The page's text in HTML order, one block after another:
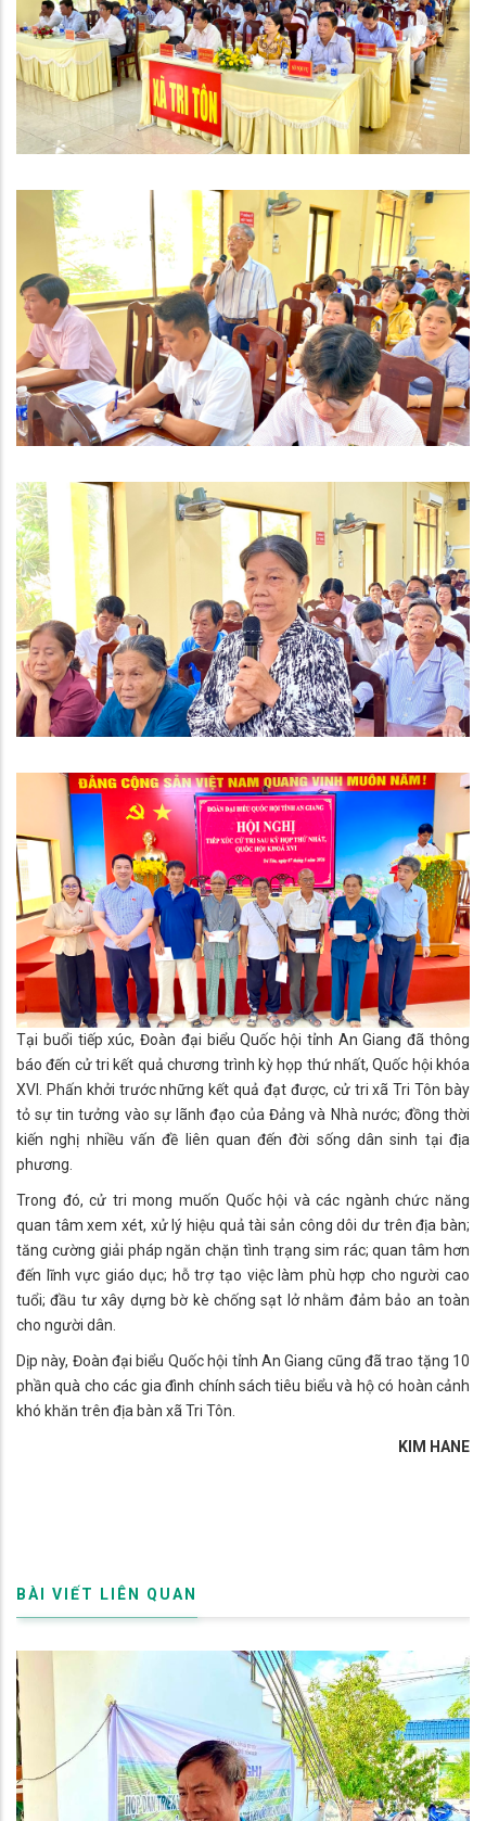
Tại buổi tiếp xúc, Đoàn đại biểu Quốc hội tỉnh An Giang đã thông
báo đến cử tri kết quả chương trình kỳ họp thứ nhất, Quốc hội khóa
XVI. Phấn khởi trước những kết quả đạt được, cử tri xã Tri Tôn bày
tỏ sự tin tưởng vào sự lãnh đạo của Đảng và Nhà nước; đồng thời
kiến nghị nhiều vấn đề liên quan đến đời sống dân sinh tại địa
phương.
Trong đó, cử tri mong muốn Quốc hội và các ngành chức năng
quan tâm xem xét, xử lý hiệu quả tài sản công dôi dư trên địa bàn;
tăng cường giải pháp ngăn chặn tình trạng sim rác; quan tâm hơn
đến lĩnh vực giáo dục; hỗ trợ tạo việc làm phù hợp cho người cao
tuổi; đầu tư xây dựng bờ kè chống sạt lở nhằm đảm bảo an toàn
cho người dân.
Dịp này, Đoàn đại biểu Quốc hội tỉnh An Giang cũng đã trao tặng 10
phần quà cho các gia đình chính sách tiêu biểu và hộ có hoàn cảnh
khó khăn trên địa bàn xã Tri Tôn.
KIM HANE
BÀI VIẾT LIÊN QUAN